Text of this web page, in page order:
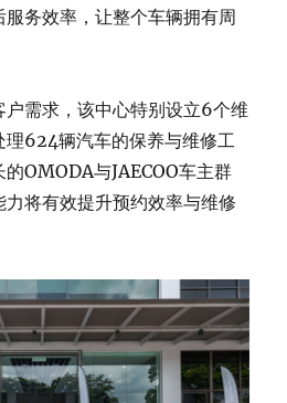
务效率，让整个车辆拥有周
户需求，该中心特别设立6个维
理624辆汽车的保养与维修工
OMODA与JAECOO车主群
将有效提升预约效率与维修